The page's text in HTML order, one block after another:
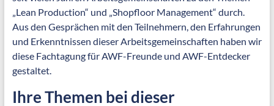
„Lean Production“ und „Shopfloor Management“ durch.
Aus den Gesprächen mit den Teilnehmern, den Erfahrungen
und Erkenntnissen dieser Arbeitsgemeinschaften haben wir
diese Fachtagung für AWF-Freunde und AWF-Entdecker
gestaltet.
Ihre Themen bei dieser